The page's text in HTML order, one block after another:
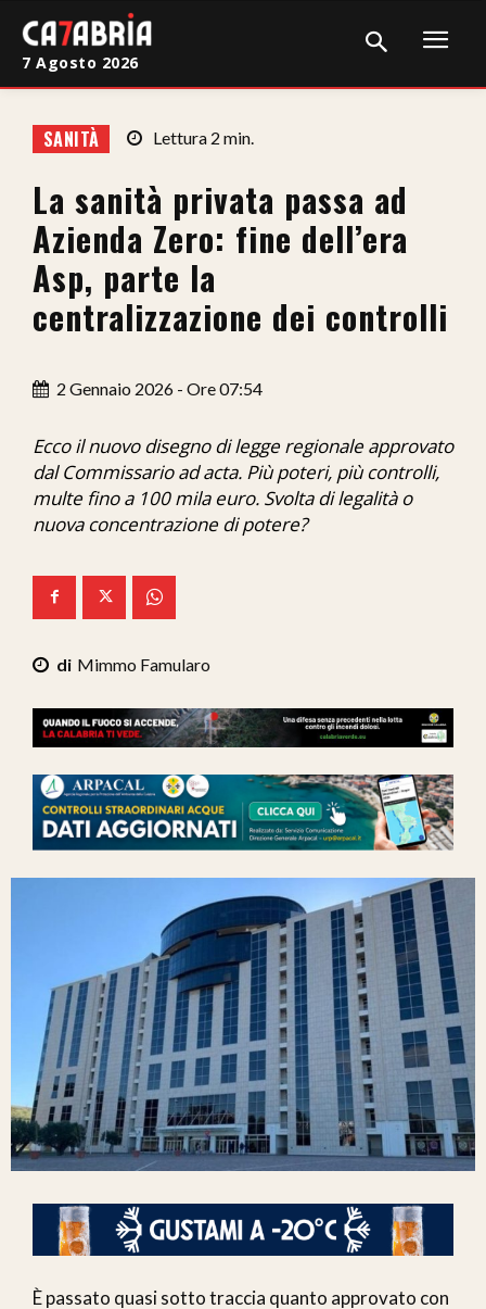
Cronaca
Giudiziaria
Politica
Sport
Sanità
Economia
Ita-Mondo
We Calabria
7 Agosto 2026
SANITÀ Lettura 2 min.
La sanità privata passa ad
Azienda Zero: fine dell’era
Asp, parte la
centralizzazione dei controlli
2 Gennaio 2026 - Ore 07:54
Ecco il nuovo disegno di legge regionale approvato
dal Commissario ad acta. Più poteri, più controlli,
multe fino a 100 mila euro. Svolta di legalità o
nuova concentrazione di potere?
Mimmo Famularo
È passato quasi sotto traccia quanto approvato con